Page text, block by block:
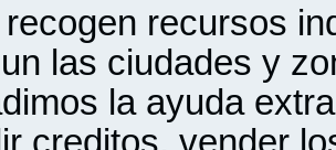
recursos
las ciudades y
la ayuda
creditos, vender